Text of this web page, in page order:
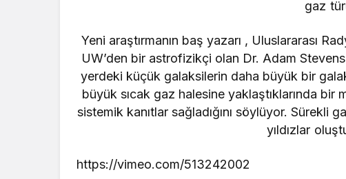
gaz
Yeni araştırmanın baş yazarı , Uluslararası
UW’den bir astrofizikçi olan Dr. Adam
yerdeki küçük galaksilerin daha büyük bir
büyük sıcak gaz halesine yaklaştıklarında
sistemik kanıtlar sağladığını söylüyor. Sürekli
yıldızlar
https://vimeo.com/513242002